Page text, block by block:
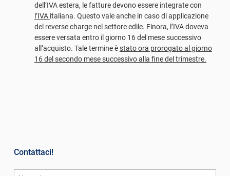
dell’IVA estera, le fatture devono essere integrate con
l’IVA italiana. Questo vale anche in caso di applicazione
del reverse charge nel settore edile. Finora, l’IVA doveva
essere versata entro il giorno 16 del mese successivo
all’acquisto. Tale termine èstato ora prorogato al giorno
16 del secondo mese successivo alla fine del trimestre.
Contattaci!